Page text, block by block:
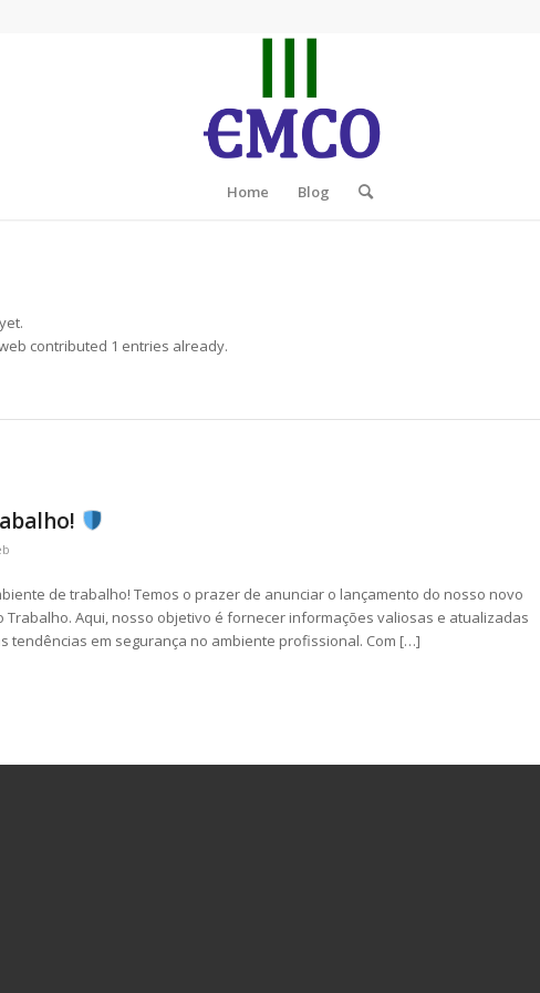
Home Blog
contributed 1 entries already.
de trabalho! Temos o prazer de anunciar o lançamento do nosso novo
Aqui, nosso objetivo é fornecer informações valiosas e atualizadas
tendências em segurança no ambiente profissional. Com […]